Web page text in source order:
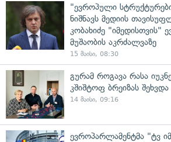
"ევროპული
ნიშნავს მედიის
კობახიძე "იმედისთვის"
მუშაობის აკრძალვაზე
15 მაისი, 08:30
გურამ როგავა რასა
კშიშტოფ ბრეიზას შეხვდა
14 მაისი, 09:16
ევროპარლამენტმა "ტვ